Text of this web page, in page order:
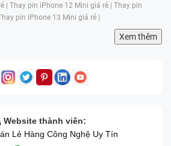
| Thay pin iPhone 12 Mini giá rẻ | Thay pin
pin iPhone 13 Mini giá rẻ |
Xem thêm
Website thành viên:
Lẻ Hàng Công Nghệ Uy Tín